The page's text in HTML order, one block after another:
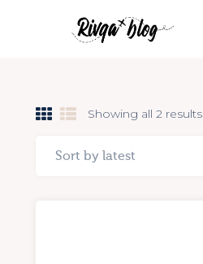
Blog
Viajes
Showing all 2 results